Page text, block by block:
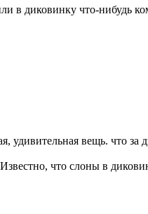
страны),
в диковинку что-нибудь
вещь. что за
что слоны в